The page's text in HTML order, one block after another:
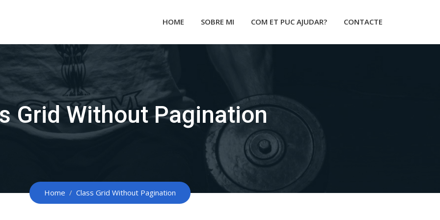
HOME SOBRE MI COM ET PUC AJUDAR? CONTACTE
Grid Without Pagination
Home Class Grid Without Pagination